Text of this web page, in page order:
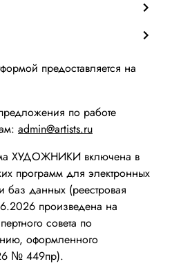
предоставляется на
по работе
admin@artists.ru
ХУДОЖНИКИ включена в
программ для электронных
данных (реестровая
произведена на
совета по
оформленного
№ 449пр).